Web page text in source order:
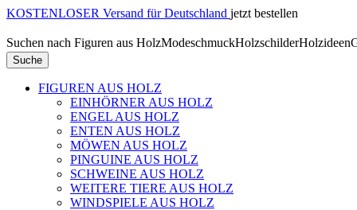
KOSTENLOSER Versand für Deutschland jetzt bestellen
Suchen nach Figuren aus HolzModeschmuckHolzschilderHolzideen
Suche
FIGUREN AUS HOLZ
EINHÖRNER AUS HOLZ
ENGEL AUS HOLZ
ENTEN AUS HOLZ
MÖWEN AUS HOLZ
PINGUINE AUS HOLZ
SCHWEINE AUS HOLZ
WEITERE TIERE AUS HOLZ
WINDSPIELE AUS HOLZ